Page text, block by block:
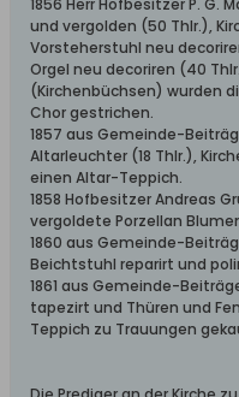
1856 Herr Hofbesitzer P. G.
und vergolden (50 Thlr.),
Vorsteherstuhl neu
Orgel neu decoriren (40
(Kirchenbüchsen) wurden
Chor gestrichen.
1857 aus Gemeinde-
Altarleuchter (18 Thlr.),
einen Altar-Teppich.
1858 Hofbesitzer Andreas
vergoldete Porzellan
1860 aus Gemeinde-
Beichtstuhl reparirt und
1861 aus Gemeinde-
tapezirt und Thüren und
Teppich zu Trauungen